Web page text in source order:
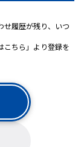
せ履歴が残り、いつ
ちら」より登録を